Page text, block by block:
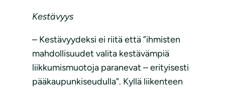
Kestävyys
– Kestävyydeksi ei riitä että ”ihmisten
mahdollisuudet valita kestävämpiä
liikkumismuotoja paranevat – erityisesti
pääkaupunkiseudulla”. Kyllä liikenteen